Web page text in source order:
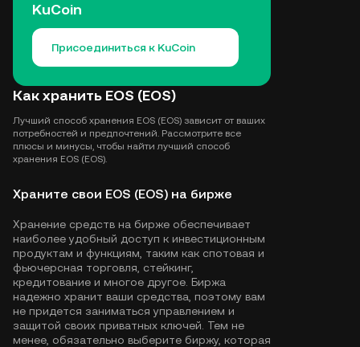
KuCoin
Присоединиться к KuCoin
Как хранить EOS (EOS)
Лучший способ хранения EOS (EOS) зависит от ваших
потребностей и предпочтений. Рассмотрите все
плюсы и минусы, чтобы найти лучший способ
хранения EOS (EOS).
Храните свои EOS (EOS) на бирже
Хранение средств на бирже обеспечивает
наиболее удобный доступ к инвестиционным
продуктам и функциям, таким как спотовая и
фьючерсная торговля, стейкинг,
кредитование и многое другое. Биржа
надежно хранит ваши средства, поэтому вам
не придется заниматься управлением и
защитой своих приватных ключей. Тем не
менее, обязательно выберите биржу, которая